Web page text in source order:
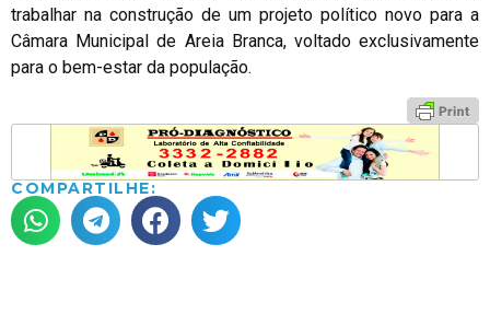
trabalhar na construção de um projeto político novo para a
Câmara Municipal de Areia Branca, voltado exclusivamente
para o bem-estar da população.
COMPARTILHE: